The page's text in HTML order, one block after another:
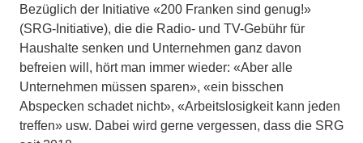
Bezüglich der Initiative «200 Franken sind genug!»
(SRG-Initiative), die die Radio- und TV-Gebühr für
Haushalte senken und Unternehmen ganz davon
befreien will, hört man immer wieder: «Aber alle
Unternehmen müssen sparen», «ein bisschen
Abspecken schadet nicht», «Arbeitslosigkeit kann jeden
treffen» usw. Dabei wird gerne vergessen, dass die SRG